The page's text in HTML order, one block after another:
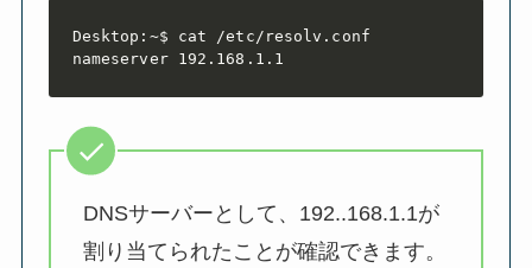
Desktop:~$ cat /etc/resolv.conf
nameserver 192.168.1.1
DNSサーバーとして、192..168.1.1が
割り当てられたことが確認できます。